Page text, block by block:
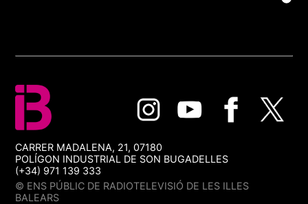
CARRER MADALENA, 21, 07180
POLÍGON INDUSTRIAL DE SON BUGADELLES
(+34) 971 139 333
© ENS PÚBLIC DE RADIOTELEVISIÓ DE LES ILLES
BALEARS